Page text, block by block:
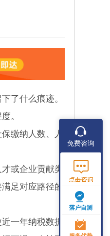
了什么痕迹。
。
缴纳人数、人
或企业贡献类
足对应路径的
一年纳税数据
免费咨询
落户自测